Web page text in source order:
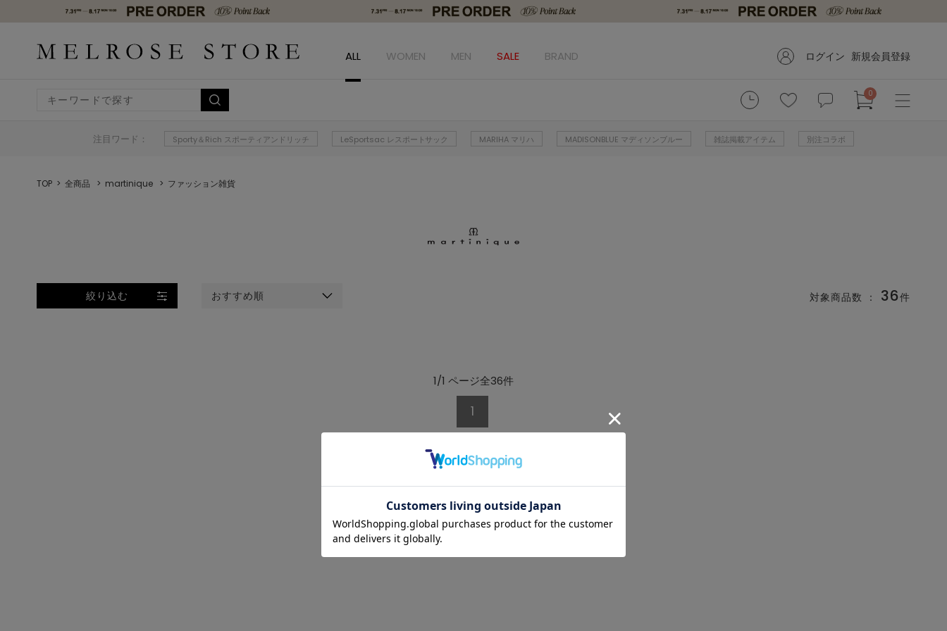
ALL WOMEN MEN SALE BRAND ログイン 新規会員登録
0
注目ワード： Sporty＆Rich スポーティアンドリッチ LeSportsac レスポートサック MARIHA マリハ MADISONBLUE マディソンブルー 雑誌掲載アイテム 別注コラボ
TOP 全商品 martinique ファッション雑貨
絞り込む おすすめ順 対象商品数 ： 36件
1/1 ページ全36件
1